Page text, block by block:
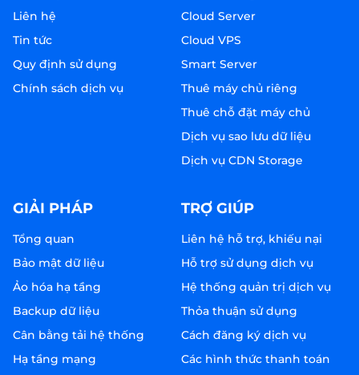
Liên hệ
Tin tức
Quy định sử dụng
Chính sách dịch vụ
Cloud Server
Cloud VPS
Smart Server
Thuê máy chủ riêng
Thuê chỗ đặt máy chủ
Dịch vụ sao lưu dữ liệu
Dịch vụ CDN Storage
GIẢI PHÁP
Tổng quan
Bảo mật dữ liệu
Ảo hóa hạ tầng
Backup dữ liệu
Cân bằng tải hệ thống
Hạ tầng mạng
TRỢ GIÚP
Liên hệ hỗ trợ, khiếu nại
Hỗ trợ sử dụng dịch vụ
Hệ thống quản trị dịch vụ
Thỏa thuận sử dụng
Cách đăng ký dịch vụ
Các hình thức thanh toán